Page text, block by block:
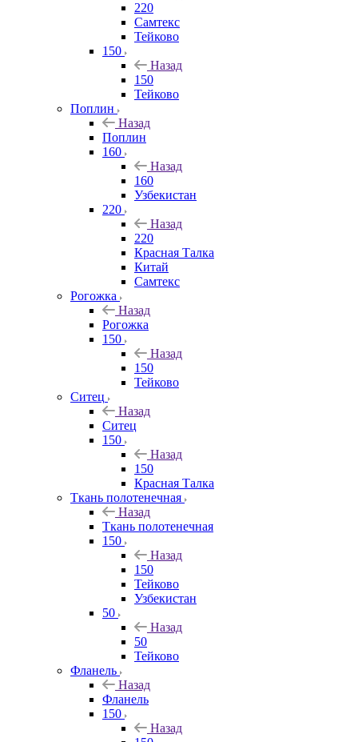
220
Самтекс
Тейково
150
Назад
150
Тейково
Поплин
Назад
Поплин
160
Назад
160
Узбекистан
220
Назад
220
Красная Талка
Китай
Самтекс
Рогожка
Назад
Рогожка
150
Назад
150
Тейково
Ситец
Назад
Ситец
150
Назад
150
Красная Талка
Ткань полотенечная
Назад
Ткань полотенечная
150
Назад
150
Тейково
Узбекистан
50
Назад
50
Тейково
Фланель
Назад
Фланель
150
Назад